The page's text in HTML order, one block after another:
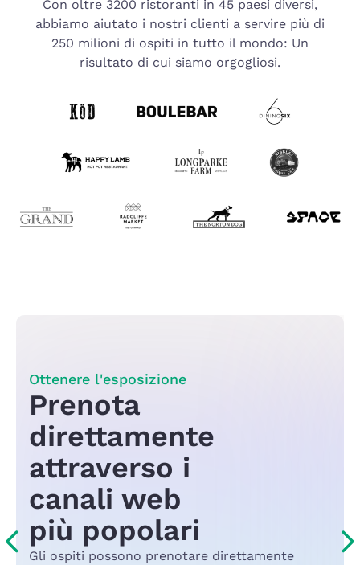
Con oltre 3200 ristoranti in 45 paesi diversi,
abbiamo aiutato i nostri clienti a servire più di
250 milioni di ospiti in tutto il mondo: Un
risultato di cui siamo orgogliosi.
Ottenere l'esposizione
Prenota
direttamente
attraverso i
canali web
più popolari
Gli ospiti possono prenotare direttamente